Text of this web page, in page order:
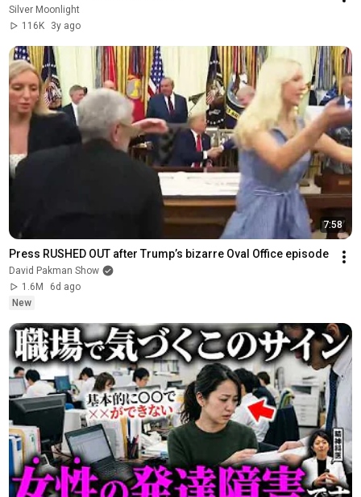
Silver Moonlight
116K
3y ago
7:58
Press RUSHED OUT after Trump’s bizarre Oval Office episode
David Pakman Show
1.6M
6d ago
New